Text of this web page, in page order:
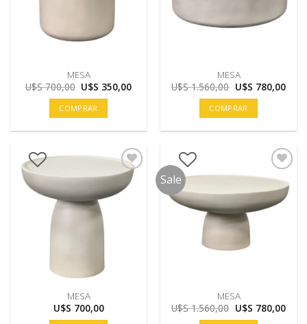
MESA
U$S700,00 El
precio
original
era:
U$S
700,00.
U$S 350,00El
350,00.
COMPRAR
MESA
U$S1.560,00 El
precio
original
era:
U$S
1.560,00.
U$S 780,00El
COMPRAR
MESA
U$S 700,00
Sale
MESA
U$S1.560,00 El
precio
U$S 780,00El